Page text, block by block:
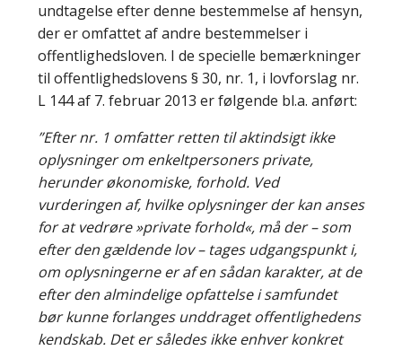
undtagelse efter denne bestemmelse af hensyn,
der er omfattet af andre bestemmelser i
offentlighedsloven. I de specielle bemærkninger
til offentlighedslovens § 30, nr. 1, i lovforslag nr.
L 144 af 7. februar 2013 er følgende bl.a. anført:
”Efter nr. 1 omfatter retten til aktindsigt ikke
oplysninger om enkeltpersoners private,
herunder økonomiske, forhold. Ved
vurderingen af, hvilke oplysninger der kan anses
for at vedrøre »private forhold«, må der – som
efter den gældende lov – tages udgangspunkt i,
om oplysningerne er af en sådan karakter, at de
efter den almindelige opfattelse i samfundet
bør kunne forlanges unddraget offentlighedens
kendskab. Det er således ikke enhver konkret